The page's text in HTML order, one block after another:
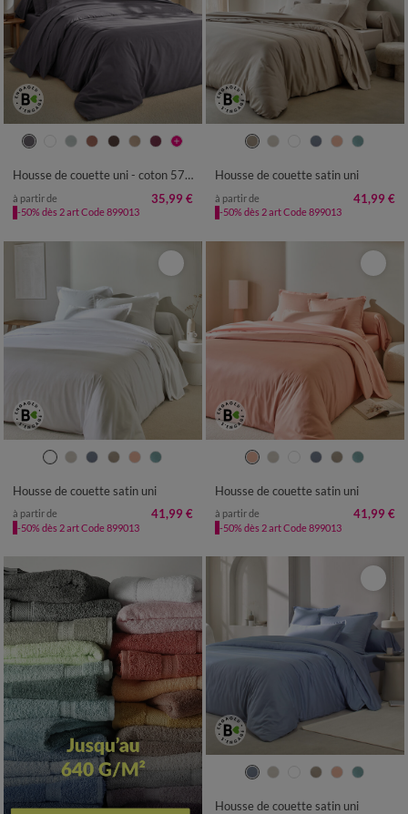
Housse de couette uni - coton 57 fils/cm²
à partir de 35,99 €
-50% dès 2 art Code 899013
Housse de couette satin uni
à partir de 41,99 €
-50% dès 2 art Code 899013
Housse de couette satin uni
à partir de 41,99 €
-50% dès 2 art Code 899013
Housse de couette satin uni
à partir de 41,99 €
-50% dès 2 art Code 899013
Housse de couette satin uni